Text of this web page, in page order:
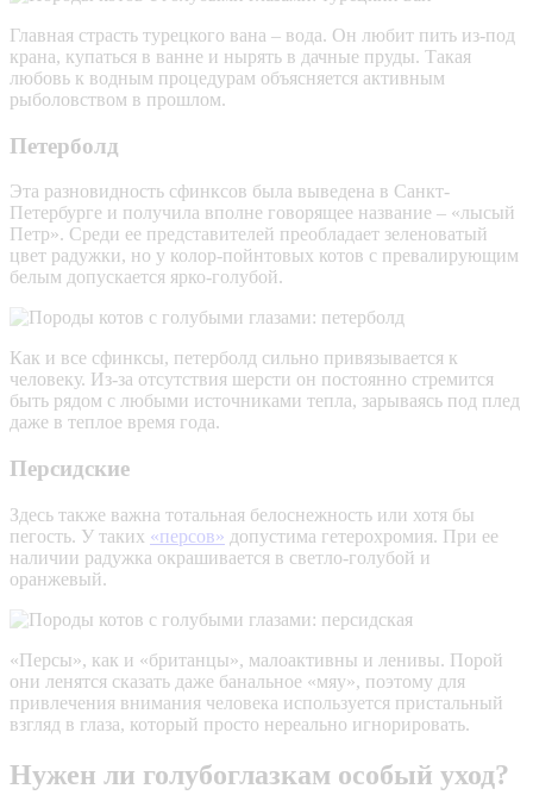
Главная страсть турецкого вана – вода. Он любит пить из-под
крана, купаться в ванне и нырять в дачные пруды. Такая
любовь к водным процедурам объясняется активным
рыболовством в прошлом.
Петерболд
Эта разновидность сфинксов была выведена в Санкт-
Петербурге и получила вполне говорящее название – «лысый
Петр». Среди ее представителей преобладает зеленоватый
цвет радужки, но у колор-пойнтовых котов с превалирующим
белым допускается ярко-голубой.
Как и все сфинксы, петерболд сильно привязывается к
человеку. Из-за отсутствия шерсти он постоянно стремится
быть рядом с любыми источниками тепла, зарываясь под плед
даже в теплое время года.
Персидские
Здесь также важна тотальная белоснежность или хотя бы
пегость. У таких «персов» допустима гетерохромия. При ее
наличии радужка окрашивается в светло-голубой и
оранжевый.
«Персы», как и «британцы», малоактивны и ленивы. Порой
они ленятся сказать даже банальное «мяу», поэтому для
привлечения внимания человека используется пристальный
взгляд в глаза, который просто нереально игнорировать.
Нужен ли голубоглазкам особый уход?